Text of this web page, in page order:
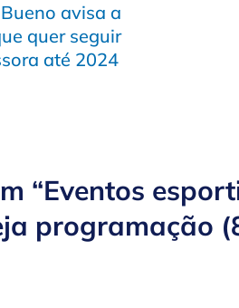
avisa a
quer seguir
até 2024
“Eventos
programação